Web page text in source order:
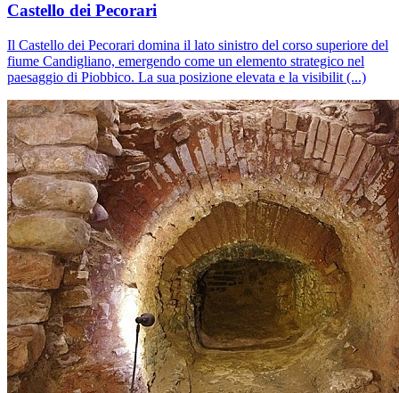
Castello dei Pecorari
Il Castello dei Pecorari domina il lato sinistro del corso superiore del
fiume Candigliano, emergendo come un elemento strategico nel
paesaggio di Piobbico. La sua posizione elevata e la visibilit (...)